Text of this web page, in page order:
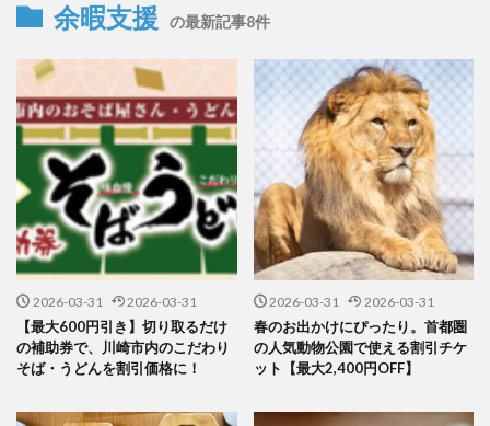
余暇支援 の最新記事8件
2026-03-31 2026-03-31
【最大600円引き】切り取るだけ
の補助券で、川崎市内のこだわり
そば・うどんを割引価格に！
2026-03-31 2026-03-31
春のお出かけにぴったり。首都圏
の人気動物公園で使える割引チケ
ット【最大2,400円OFF】